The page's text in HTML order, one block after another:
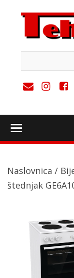
content
Naslovnica /
štednjak